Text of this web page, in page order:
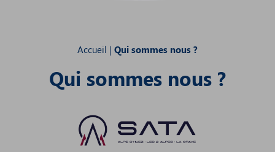
Accueil | Qui sommes nous ?
Qui sommes nous ?